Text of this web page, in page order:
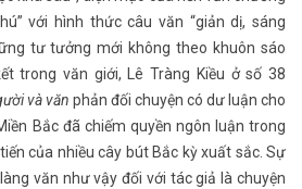
với hình thức câu văn “giản dị, sáng
tư tưởng mới không theo khuôn sáo
trong văn giới, Lê Tràng Kiều ở số 38
và văn phản đối chuyện có dư luận cho
Bắc đã chiếm quyền ngôn luận trong
của nhiều cây bút Bắc kỳ xuất sắc. Sự
văn như vậy đối với tác giả là chuyện